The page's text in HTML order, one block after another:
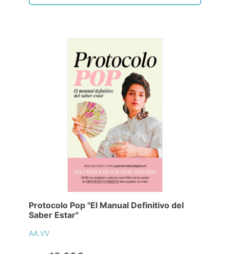
Protocolo Pop "El Manual Definitivo del
Saber Estar"
AA.VV